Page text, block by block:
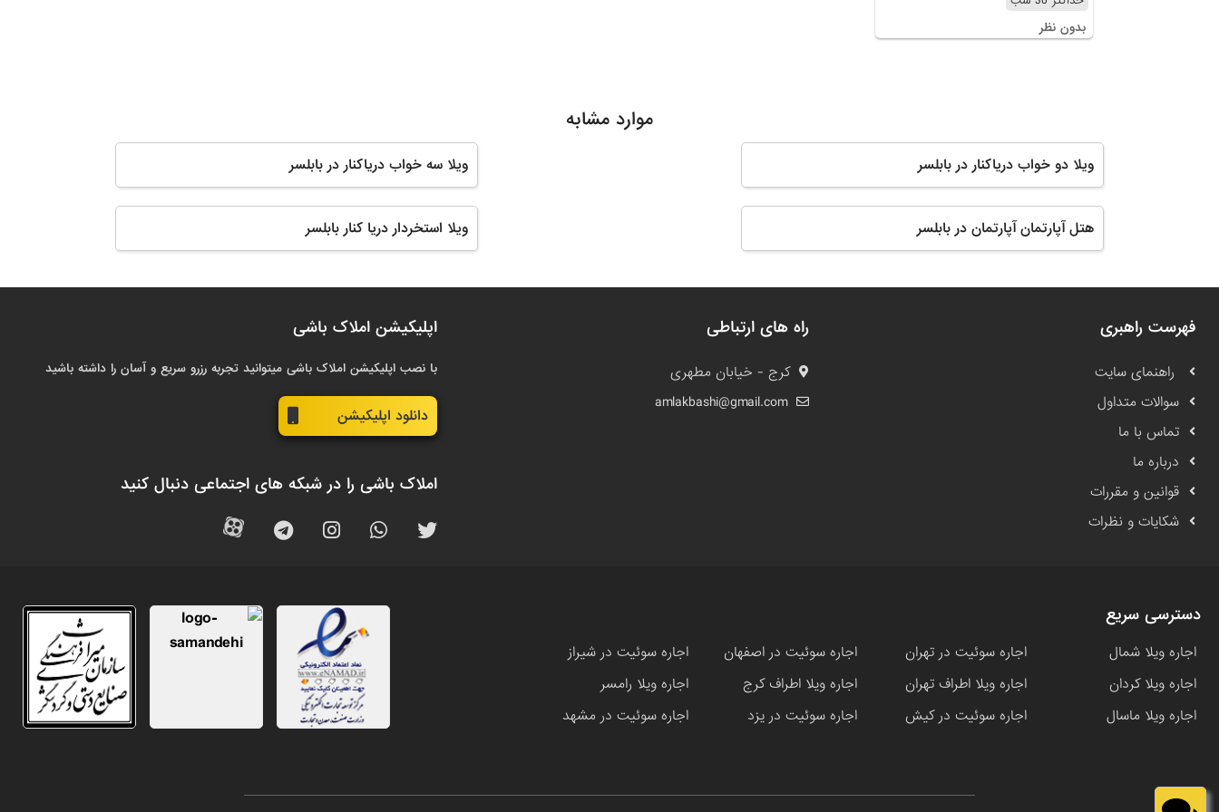
بدون نظر
موارد مشابه
ویلا دو خواب دریاکنار در بابلسر ویلا سه خواب دریاکنار در بابلسر
هتل آپارتمان آپارتمان در بابلسر ویلا استخردار دریا کنار بابلسر
فهرست راهبری
راهنمای سایت
سوالات متداول
تماس با ما
درباره ما
قوانین و مقررات
شکایات و نظرات
راه های ارتباطی
کرج - خیابان مطهری
amlakbashi@gmail.com
اپلیکیشن املاک باشی
با نصب اپلیکیشن املاک باشی میتوانید تجربه رزرو سریع و آسان را داشته باشید
دانلود اپلیکیشن
املاک باشی را در شبکه های اجتماعی دنبال کنید
دسترسی سریع
اجاره ویلا شمال اجاره سوئیت در تهران اجاره سوئیت در اصفهان
اجاره سوئیت در شیراز
اجاره ویلا کردان
اجاره ویلا اطراف تهران اجاره ویلا اطراف کرج
اجاره ویلا رامسر
اجاره ویلا ماسال
اجاره سوئیت در کیش اجاره سوئیت در یزد اجاره سوئیت در مشهد